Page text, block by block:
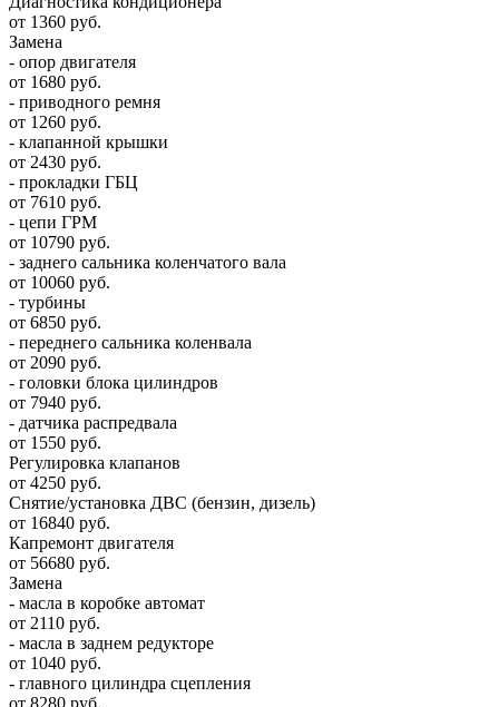
от 1360 руб.
Замена
- опор двигателя
от 1680 руб.
- приводного ремня
от 1260 руб.
- клапанной крышки
от 2430 руб.
- прокладки ГБЦ
от 7610 руб.
- цепи ГРМ
от 10790 руб.
- заднего сальника коленчатого вала
от 10060 руб.
- турбины
от 6850 руб.
- переднего сальника коленвала
от 2090 руб.
- головки блока цилиндров
от 7940 руб.
- датчика распредвала
от 1550 руб.
Регулировка клапанов
от 4250 руб.
Снятие/установка ДВС (бензин, дизель)
от 16840 руб.
Капремонт двигателя
от 56680 руб.
Замена
- масла в коробке автомат
от 2110 руб.
- масла в заднем редукторе
от 1040 руб.
- главного цилиндра сцепления
от 8280 руб.